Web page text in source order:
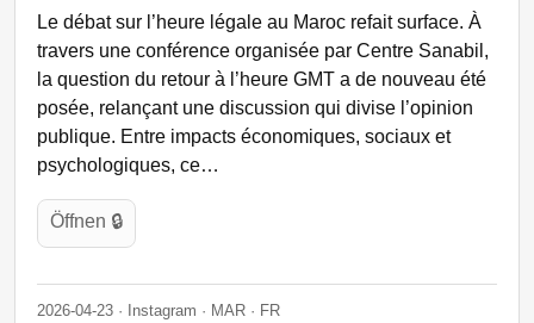
Le débat sur l’heure légale au Maroc refait surface. À
travers une conférence organisée par Centre Sanabil,
la question du retour à l’heure GMT a de nouveau été
posée, relançant une discussion qui divise l’opinion
publique. Entre impacts économiques, sociaux et
psychologiques, ce…
Öffnen 🔒
2026-04-23 · Instagram · MAR · FR